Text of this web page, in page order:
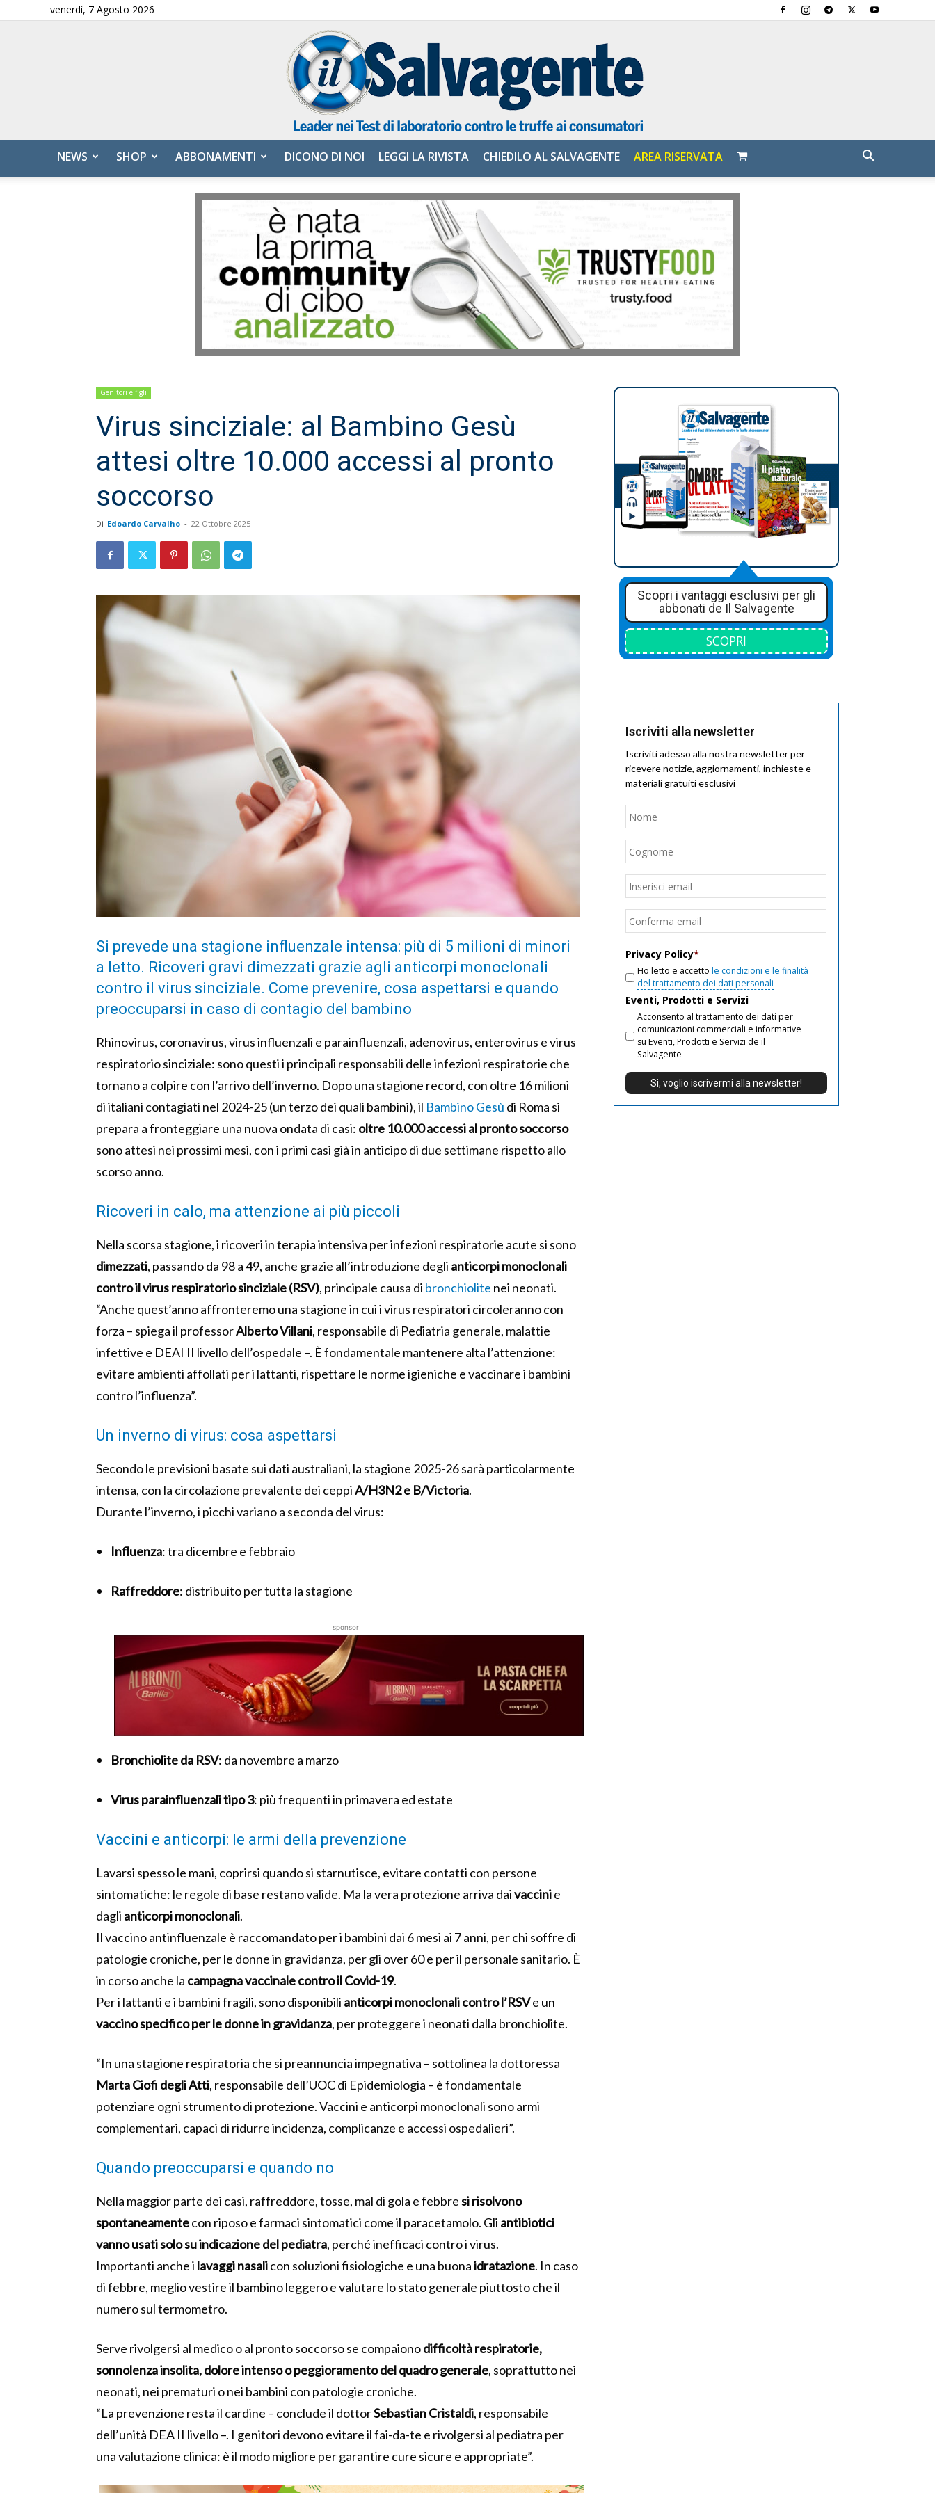
venerdì, 7 Agosto 2026
Salvagente
NEWS SHOP ABBONAMENTI DICONO DI NOI LEGGI LA RIVISTA CHIEDILO AL SALVAGENTE AREA RISERVATA
Genitori e figli
Virus sinciziale: al Bambino Gesù
attesi oltre 10.000 accessi al pronto
soccorso
Di Edoardo Carvalho - 22 Ottobre 2025
Si prevede una stagione influenzale intensa: più di 5 milioni di minori
a letto. Ricoveri gravi dimezzati grazie agli anticorpi monoclonali
contro il virus sinciziale. Come prevenire, cosa aspettarsi e quando
preoccuparsi in caso di contagio del bambino
Rhinovirus, coronavirus, virus influenzali e parainfluenzali, adenovirus, enterovirus e virus
respiratorio sinciziale: sono questi i principali responsabili delle infezioni respiratorie che
tornano a colpire con l’arrivo dell’inverno. Dopo una stagione record, con oltre 16 milioni
di italiani contagiati nel 2024-25 (un terzo dei quali bambini), il Bambino Gesù di Roma si
prepara a fronteggiare una nuova ondata di casi: oltre 10.000 accessi al pronto soccorso
sono attesi nei prossimi mesi, con i primi casi già in anticipo di due settimane rispetto allo
scorso anno.
Ricoveri in calo, ma attenzione ai più piccoli
Nella scorsa stagione, i ricoveri in terapia intensiva per infezioni respiratorie acute si sono
dimezzati, passando da 98 a 49, anche grazie all’introduzione degli anticorpi monoclonali
contro il virus respiratorio sinciziale (RSV), principale causa di bronchiolite nei neonati.
“Anche quest’anno affronteremo una stagione in cui i virus respiratori circoleranno con
forza – spiega il professorAlberto Villani, responsabile di Pediatria generale, malattie
infettive e DEAI II livello dell’ospedale –. È fondamentale mantenere alta l’attenzione:
evitare ambienti affollati per i lattanti, rispettare le norme igieniche e vaccinare i bambini
contro l’influenza”.
Un inverno di virus: cosa aspettarsi
Secondo le previsioni basate sui dati australiani, la stagione 2025-26 sarà particolarmente
intensa, con la circolazione prevalente dei ceppiA/H3N2 e B/Victoria.
Durante l’inverno, i picchi variano a seconda del virus:
Influenza: tra dicembre e febbraio
Raffreddore: distribuito per tutta la stagione
sponsor
Bronchiolite da RSV: da novembre a marzo
Virus parainfluenzali tipo 3: più frequenti in primavera ed estate
Vaccini e anticorpi: le armi della prevenzione
Lavarsi spesso le mani, coprirsi quando si starnutisce, evitare contatti con persone
sintomatiche: le regole di base restano valide. Ma la vera protezione arriva daivaccinie
dagli anticorpi monoclonali.
Il vaccino antinfluenzale è raccomandato per i bambini dai 6 mesi ai 7 anni, per chi soffre di
patologie croniche, per le donne in gravidanza, per gli over 60 e per il personale sanitario. È
in corso anche la campagna vaccinale contro il Covid-19.
Per i lattanti e i bambini fragili, sono disponibili anticorpi monoclonali contro l’RSVe un
vaccino specifico per le donne in gravidanza, per proteggere i neonati dalla bronchiolite.
“In una stagione respiratoria che si preannuncia impegnativa – sottolinea la dottoressa
Marta Ciofi degli Atti, responsabile dell’UOC di Epidemiologia – è fondamentale
potenziare ogni strumento di protezione. Vaccini e anticorpi monoclonali sono armi
complementari, capaci di ridurre incidenza, complicanze e accessi ospedalieri”.
Quando preoccuparsi e quando no
Nella maggior parte dei casi, raffreddore, tosse, mal di gola e febbresi risolvono
spontaneamentecon riposo e farmaci sintomatici come il paracetamolo. Gli antibiotici
vanno usati solo su indicazione del pediatra, perché inefficaci contro i virus.
Importanti anche i lavaggi nasalicon soluzioni fisiologiche e una buonaidratazione. In caso
di febbre, meglio vestire il bambino leggero e valutare lo stato generale piuttosto che il
numero sul termometro.
Serve rivolgersi al medico o al pronto soccorso se compaionodifficoltà respiratorie,
sonnolenza insolita, dolore intenso o peggioramento del quadro generale, soprattutto nei
neonati, nei prematuri o nei bambini con patologie croniche.
“La prevenzione resta il cardine – conclude il dottorSebastian Cristaldi, responsabile
dell’unità DEA II livello –. I genitori devono evitare il fai-da-te e rivolgersi al pediatra per
una valutazione clinica: è il modo migliore per garantire cure sicure e appropriate”.
Scopri i vantaggi esclusivi per gli
abbonati de Il Salvagente
SCOPRI
Iscriviti alla newsletter
Iscriviti adesso alla nostra newsletter per
ricevere notizie, aggiornamenti, inchieste e
materiali gratuiti esclusivi
Nome
Email
Privacy Policy*
Ho letto e accetto le condizioni e le finalità
del trattamento dei dati personali
Eventi, Prodotti e Servizi
Acconsento al trattamento dei dati per
comunicazioni commerciali e informative
su Eventi, Prodotti e Servizi de il
Salvagente